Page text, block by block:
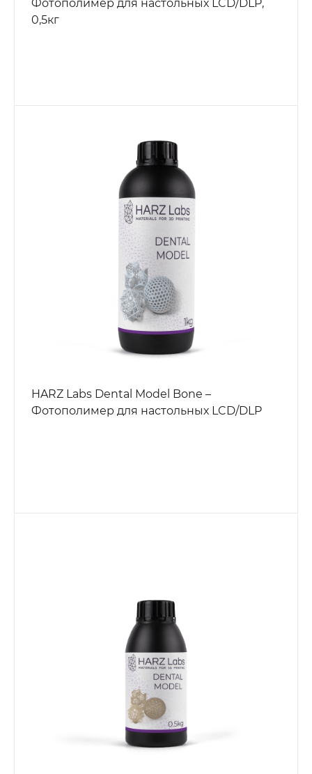
Фотополимер для настольных LCD/DLP,
0,5кг
HARZ Labs Dental Model Bone –
Фотополимер для настольных LCD/DLP